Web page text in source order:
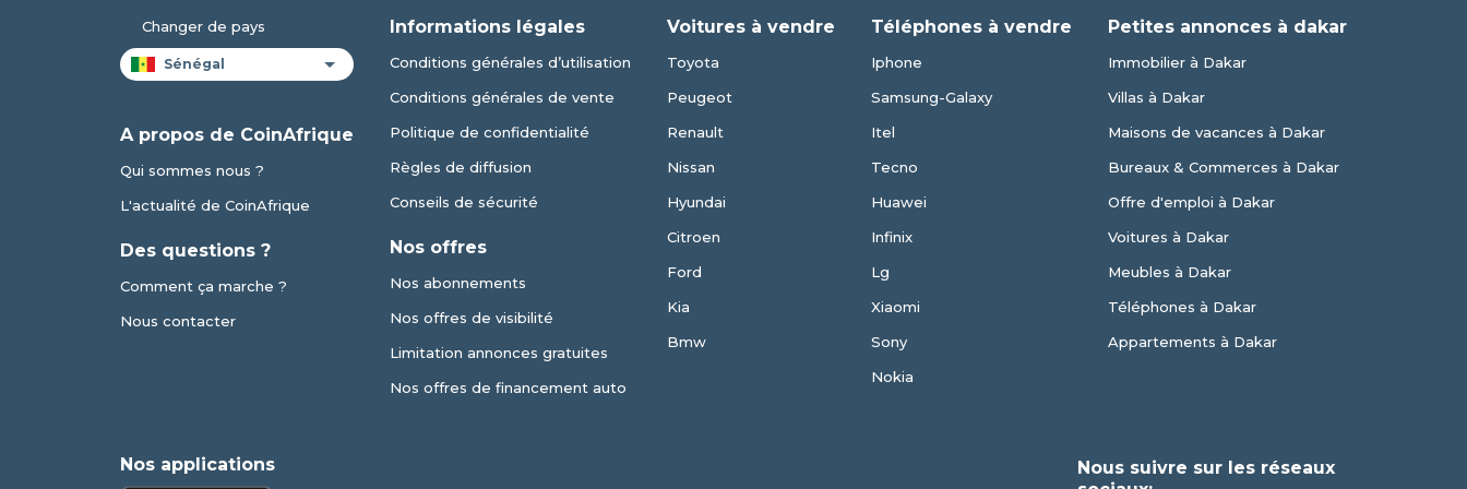
Changer de pays
A propos de CoinAfrique
Qui sommes nous ?
L'actualité de CoinAfrique
Des questions ?
Comment ça marche ?
Nous contacter
Informations légales
Conditions générales d’utilisation
Conditions générales de vente
Politique de confidentialité
Règles de diffusion
Conseils de sécurité
Nos offres
Nos abonnements
Nos offres de visibilité
Limitation annonces gratuites
Nos offres de financement auto
Voitures à vendre
Toyota
Peugeot
Renault
Nissan
Hyundai
Citroen
Ford
Kia
Bmw
Téléphones à vendre
Iphone
Samsung-Galaxy
Itel
Tecno
Huawei
Infinix
Lg
Xiaomi
Sony
Nokia
Petites annonces à dakar
Immobilier à Dakar
Villas à Dakar
Maisons de vacances à Dakar
Bureaux & Commerces à Dakar
Offre d'emploi à Dakar
Voitures à Dakar
Meubles à Dakar
Téléphones à Dakar
Appartements à Dakar
Nos applications
Nous suivre sur les réseaux